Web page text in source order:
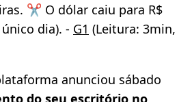
✂️ O dólar caiu para R$
dia). - G1 (Leitura: 3min,
anunciou sábado
do seu escritório no